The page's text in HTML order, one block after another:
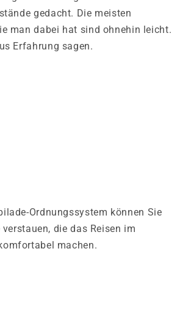
gedacht. Die meisten
man dabei hat sind ohnehin leicht.
Erfahrung sagen.
Ordnungssystem können Sie
die das Reisen im
machen.